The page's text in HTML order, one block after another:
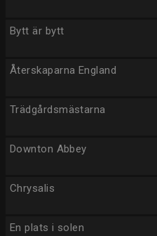
Bytt är bytt
Återskaparna England
Trädgårdsmästarna
Downton Abbey
Chrysalis
En plats i solen